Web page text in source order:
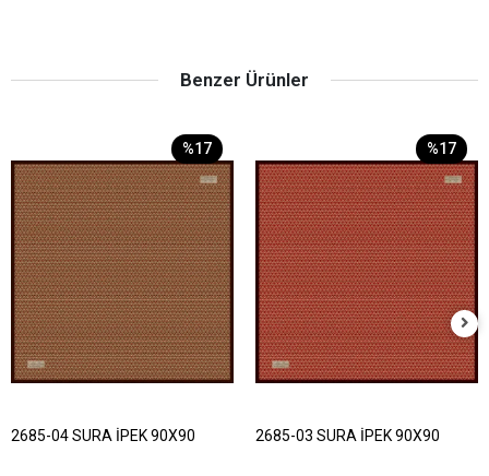
Benzer Ürünler
%17
2685-04 SURA İPEK 90X90
%17
2685-03 SURA İPEK 90X90